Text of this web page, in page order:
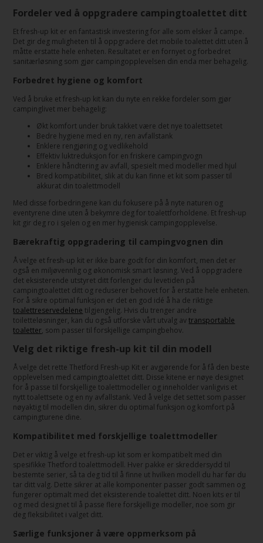
Fordeler ved å oppgradere campingtoalettet ditt
Et fresh-up kit er en fantastisk investering for alle som elsker å campe.
Det gir deg muligheten til å oppgradere det mobile toalettet ditt uten å
måtte erstatte hele enheten. Resultatet er en fornyet og forbedret
sanitærløsning som gjør campingopplevelsen din enda mer behagelig.
Forbedret hygiene og komfort
Ved å bruke et fresh-up kit kan du nyte en rekke fordeler som gjør
campinglivet mer behagelig:
Økt komfort under bruk takket være det nye toalettsetet
Bedre hygiene med en ny, ren avfallstank
Enklere rengjøring og vedlikehold
Effektiv luktreduksjon for en friskere campingvogn
Enklere håndtering av avfall, spesielt med modeller med hjul
Bred kompatibilitet, slik at du kan finne et kit som passer til
akkurat din toalettmodell
Med disse forbedringene kan du fokusere på å nyte naturen og
eventyrene dine uten å bekymre deg for toalettforholdene. Et fresh-up
kit gir deg ro i sjelen og en mer hygienisk campingopplevelse.
Bærekraftig oppgradering til campingvognen din
Å velge et fresh-up kit er ikke bare godt for din komfort, men det er
også en miljøvennlig og økonomisk smart løsning. Ved å oppgradere
det eksisterende utstyret ditt forlenger du levetiden på
campingtoalettet ditt og reduserer behovet for å erstatte hele enheten.
For å sikre optimal funksjon er det en god idé å ha de riktige
toalettreservedelene tilgjengelig. Hvis du trenger andre
toiletteløsninger, kan du også utforske vårt utvalg avtransportable
toaletter, som passer til forskjellige campingbehov.
Velg det riktige fresh-up kit til din modell
Å velge det rette Thetford Fresh-up Kit er avgjørende for å få den beste
opplevelsen med campingtoalettet ditt. Disse kitene er nøye designet
for å passe til forskjellige toalettmodeller og inneholder vanligvis et
nytt toalettsete og en ny avfallstank. Ved å velge det settet som passer
nøyaktig til modellen din, sikrer du optimal funksjon og komfort på
campingturene dine.
Kompatibilitet med forskjellige toalettmodeller
Det er viktig å velge et fresh-up kit som er kompatibelt med din
spesifikke Thetford toalettmodell. Hver pakke er skreddersydd til
bestemte serier, så ta deg tid til å finne ut hvilken modell du har før du
tar ditt valg. Dette sikrer at alle komponenter passer godt sammen og
fungerer optimalt med det eksisterende toalettet ditt. Noen kits er til
og med designet til å passe flere forskjellige modeller, noe som gir
deg fleksibilitet i valget ditt.
Særlige funksjoner å være oppmerksom på